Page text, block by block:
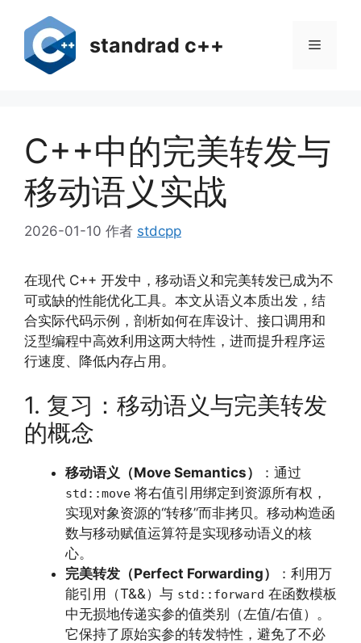
standrad c++ 菜
C++中的完美转发与
移动语义实战
2026-01-10 作者 stdcpp
在现代 C++ 开发中，移动语义和完美转发已成为不
可或缺的性能优化工具。本文从语义本质出发，结
合实际代码示例，剖析如何在库设计、接口调用和
泛型编程中高效利用这两大特性，进而提升程序运
行速度、降低内存占用。
1. 复习：移动语义与完美转发
的概念
移动语义（Move Semantics） ：通过
std::move 将右值引用绑定到资源所有权，
实现对象资源的“转移”而非拷贝。移动构造函
数与移动赋值运算符是实现移动语义的核
心。
完美转发（Perfect Forwarding）
：利用万
能引用（T&&）与 std::forward 在函数模板
中无损地传递实参的值类别（左值/右值）。
它保持了原始实参的转发特性，避免了不必